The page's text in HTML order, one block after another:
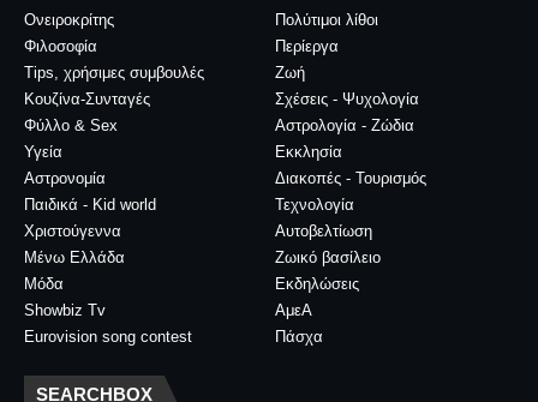
Ονειροκρίτης
Πολύτιμοι λίθοι
Φιλοσοφία
Περίεργα
Tips, χρήσιμες συμβουλές
Ζωή
Κουζίνα-Συνταγές
Σχέσεις - Ψυχολογία
Φύλλο & Sex
Αστρολογία - Ζώδια
Υγεία
Εκκλησία
Αστρονομία
Διακοπές - Τουρισμός
Παιδικά - Kid world
Τεχνολογία
Χριστούγεννα
Αυτοβελτίωση
Μένω Ελλάδα
Ζωικό βασίλειο
Μόδα
Εκδηλώσεις
Showbiz Tv
ΑμεΑ
Eurovision song contest
Πάσχα
SEARCHBOX